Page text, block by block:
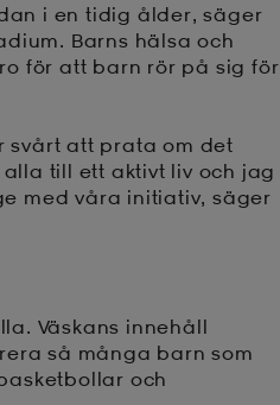
i en tidig ålder, säger
Barns hälsa och
för att barn rör på sig för
svårt att prata om det
till ett aktivt liv och jag
med våra initiativ, säger
Väskans innehåll
så många barn som
och